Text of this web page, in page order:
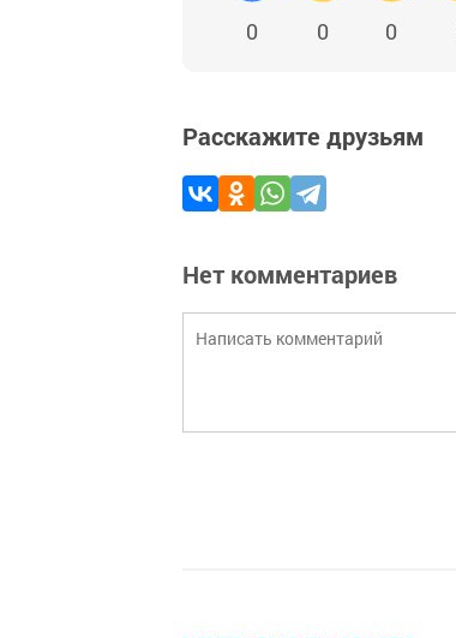
0 0 0
Расскажите друзьям
Нет комментариев